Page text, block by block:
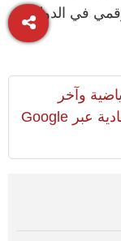
في الدولة.
وآخر
المستجدات السياسية والإقتصادية عبر Google